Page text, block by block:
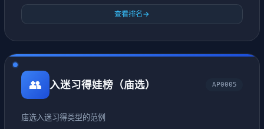
查看排名→
👥 入迷习得娃榜（庙选） AP0005
庙选入迷习得类型的范例